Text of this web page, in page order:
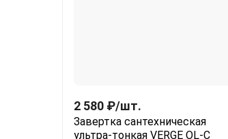
2 580 ₽/шт.
Завертка сантехническая
ультра-тонкая VERGE OL-C